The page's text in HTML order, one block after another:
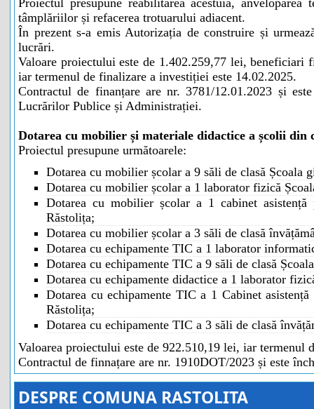
Proiectul presupune reabilitarea acestuia, anveloparea
tâmplăriilor și refacerea trotuarului adiacent.
În prezent s-a emis Autorizația de construire și
lucrări.
Valoare proiectului este de 1.402.259,77 lei,
iar termenul de finalizare a investiției este 14.02.2025.
Contractul de finanțare are nr. 3781/12.01.2023 și
Lucrărilor Publice și Administrației.
Dotarea cu mobilier și materiale didactice a școlii
Proiectul presupune următoarele:
Dotarea cu mobilier școlar a 9 săli de clasă Școala
Dotarea cu mobilier școlar a 1 laborator fizică
Dotarea cu mobilier școlar a 1 cabinet asistență
Răstolița;
Dotarea cu mobilier școlar a 3 săli de clasă
Dotarea cu echipamente TIC a 1 laborator
Dotarea cu echipamente TIC a 9 săli de clasă
Dotarea cu echipamente didactice a 1 laborator
Dotarea cu echipamente TIC a 1 Cabinet
Răstolița;
Dotarea cu echipamente TIC a 3 săli de clasă
Valoarea proiectului este de 922.510,19 lei, iar termenul
Contractul de finnațare are nr. 1910DOT/2023 și este
DESPRE COMUNA RASTOLITA